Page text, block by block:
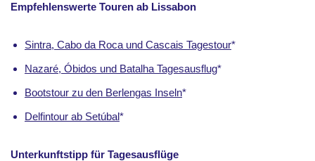
Empfehlenswerte Touren ab Lissabon
Sintra, Cabo da Roca und Cascais Tagestour*
Nazaré, Óbidos und Batalha Tagesausflug*
Bootstour zu den Berlengas Inseln*
Delfintour ab Setúbal*
Unterkunftstipp für Tagesausflüge